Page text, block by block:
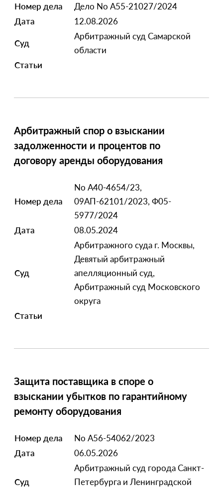
Номер дела
Дело No А55-21027/2024
Дата
12.08.2026
Суд
Арбитражный суд Самарской
области
Статьи
Арбитражный спор о взыскании
задолженности и процентов по
договору аренды оборудования
Номер дела
No А40-4654/23,
09АП-62101/2023, Ф05-
5977/2024
Дата
08.05.2024
Суд
Арбитражного суда г. Москвы,
Девятый арбитражный
апелляционный суд,
Арбитражный суд Московского
округа
Статьи
Защита поставщика в споре о
взыскании убытков по гарантийному
ремонту оборудования
Номер дела
No А56-54062/2023
Дата
06.05.2026
Суд
Арбитражный суд города Санкт-
Петербурга и Ленинградской